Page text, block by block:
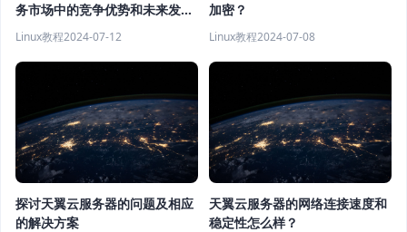
务市场中的竞争优势和未来发展
潜力
Linux教程2024-07-12
加密？
Linux教程2024-07-08
探讨天翼云服务器的问题及相应
的解决方案
天翼云服务器的网络连接速度和
稳定性怎么样？